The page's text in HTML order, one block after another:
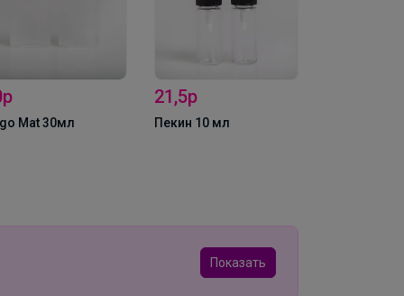
Mat 30мл
21,5р
Пекин 10 мл
Показать